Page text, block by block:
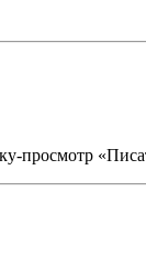
просмотр